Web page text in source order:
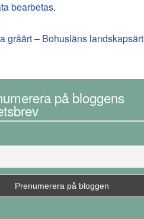
bearbetas.
gråärt – Bohusläns landskapsärt
på bloggens